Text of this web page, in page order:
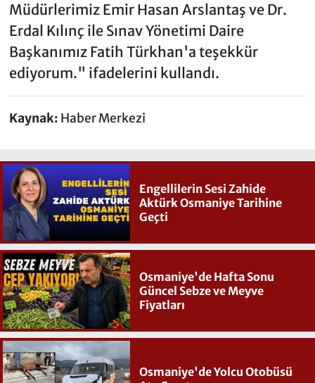
Müdürlerimiz Emir Hasan Arslantaş ve Dr.
Erdal Kılınç ile Sınav Yönetimi Daire
Başkanımız Fatih Türkhan'a teşekkür
ediyorum." ifadelerini kullandı.
Kaynak: Haber Merkezi
Engellilerin Sesi Zahide
Aktürk Osmaniye Tarihine
Geçti
Osmaniye'de Hafta Sonu
Güncel Sebze ve Meyve
Fiyatları
Osmaniye'de Yolcu Otobüsü